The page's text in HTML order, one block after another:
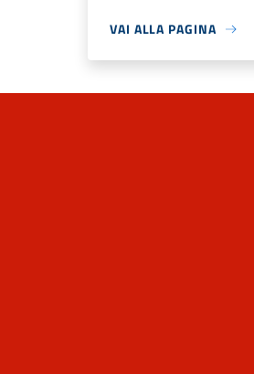
VAI ALLA PAGINA